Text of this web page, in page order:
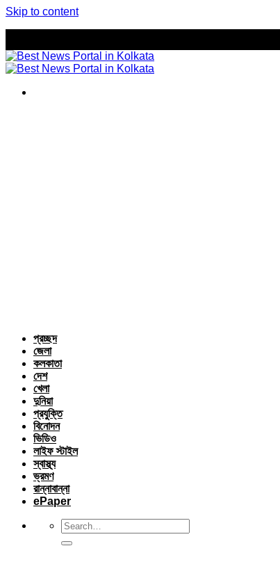
Skip to content
প্রচ্ছদ
জেলা
কলকাতা
দেশ
খেলা
দুনিয়া
প্রযুক্তি
বিনোদন
ভিডিও
লাইফ স্টাইল
স্বাস্থ্য
ভ্রমণ
রান্নাবান্না
ePaper